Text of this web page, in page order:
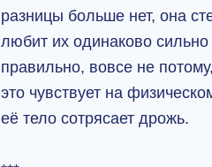
разницы больше нет, она
любит их одинаково
правильно, вовсе не
это чувствует на
её тело сотрясает дрожь.